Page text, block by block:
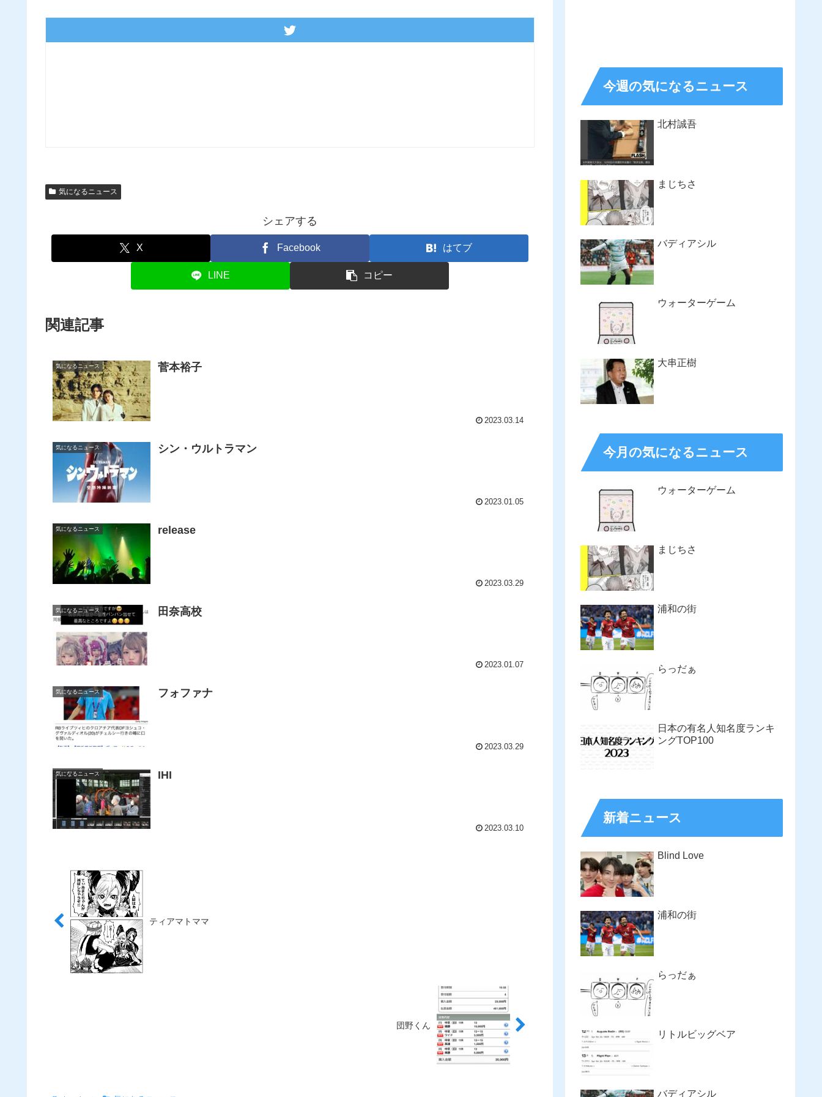
気になるニュース
シェアする
X Facebook はてブ
LINE コピー
関連記事
気になるニュース 菅本裕子
2023.03.14
気になるニュース シン・ウルトラマン
2023.01.05
気になるニュース release
2023.03.29
気になるニュース 田奈高校
2023.01.07
気になるニュース フォファナ
2023.03.29
気になるニュース IHI
2023.03.10
ティアマトママ
団野くん
今週の気になるニュース
北村誠吾
まじちさ
バディアシル
ウォーターゲーム
大串正樹
今月の気になるニュース
ウォーターゲーム
まじちさ
浦和の街
らっだぁ
日本の有名人知名度ランキ
ングTOP100
新着ニュース
Blind Love
浦和の街
らっだぁ
リトルビッグベア
バディアシル